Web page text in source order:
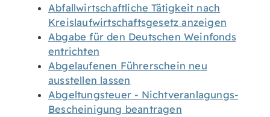
Abfallwirtschaftliche Tätigkeit nach
Kreislaufwirtschaftsgesetz anzeigen
Abgabe für den Deutschen Weinfonds
entrichten
Abgelaufenen Führerschein neu
ausstellen lassen
Abgeltungsteuer - Nichtveranlagungs-
Bescheinigung beantragen